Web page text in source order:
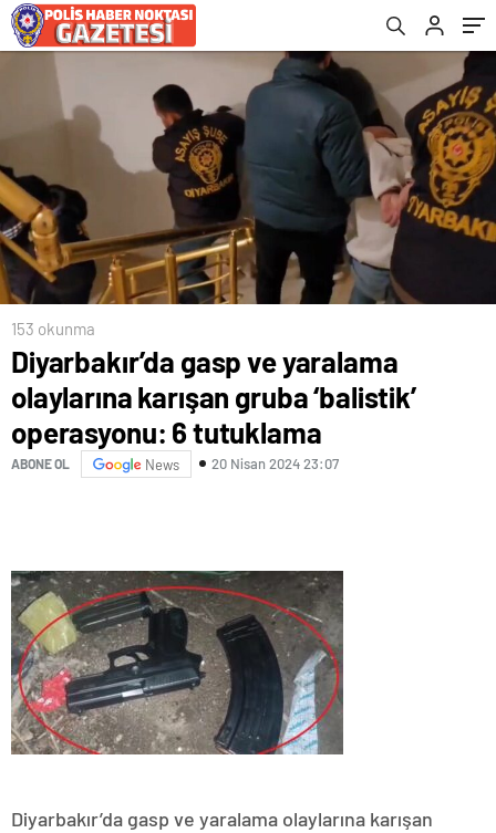
tutuklama
153 okunma
Diyarbakır’da gasp ve yaralama
olaylarına karışan gruba ‘balistik’
operasyonu: 6 tutuklama
ABONE OL News 20 Nisan 2024 23:07
Diyarbakır’da gasp ve yaralama olaylarına karışan